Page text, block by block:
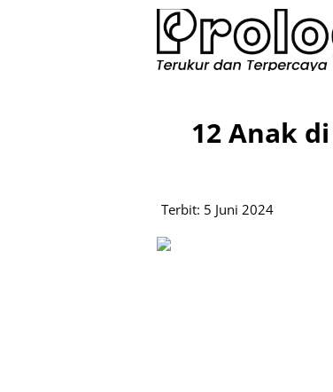
12 Anak
Terbit: 5 Juni 2024